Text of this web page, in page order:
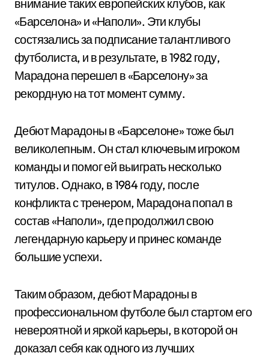
внимание таких европейских клубов, как
«Барселона» и «Наполи». Эти клубы
состязались за подписание талантливого
футболиста, и в результате, в 1982 году,
Марадона перешел в «Барселону» за
рекордную на тот момент сумму.
Дебют Марадоны в «Барселоне» тоже был
великолепным. Он стал ключевым игроком
команды и помог ей выиграть несколько
титулов. Однако, в 1984 году, после
конфликта с тренером, Марадона попал в
состав «Наполи», где продолжил свою
легендарную карьеру и принес команде
большие успехи.
Таким образом, дебют Марадоны в
профессиональном футболе был стартом его
невероятной и яркой карьеры, в которой он
доказал себя как одного из лучших